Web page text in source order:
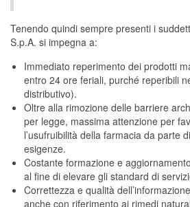
Tenendo quindi sempre presenti i
S.p.A. si impegna a:
Immediato reperimento dei prodotti
entro 24 ore feriali, purché reperibili
distributivo).
Oltre alla rimozione delle barriere
per legge, massima attenzione per
l’usufruibilità della farmacia da parte
esigenze.
Costante formazione e
al fine di elevare gli standard di
Correttezza e qualità
anche con riferimento ai rimedi